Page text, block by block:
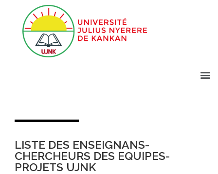
LISTE DES ENSEIGNANS-
CHERCHEURS DES EQUIPES-
PROJETS UJNK